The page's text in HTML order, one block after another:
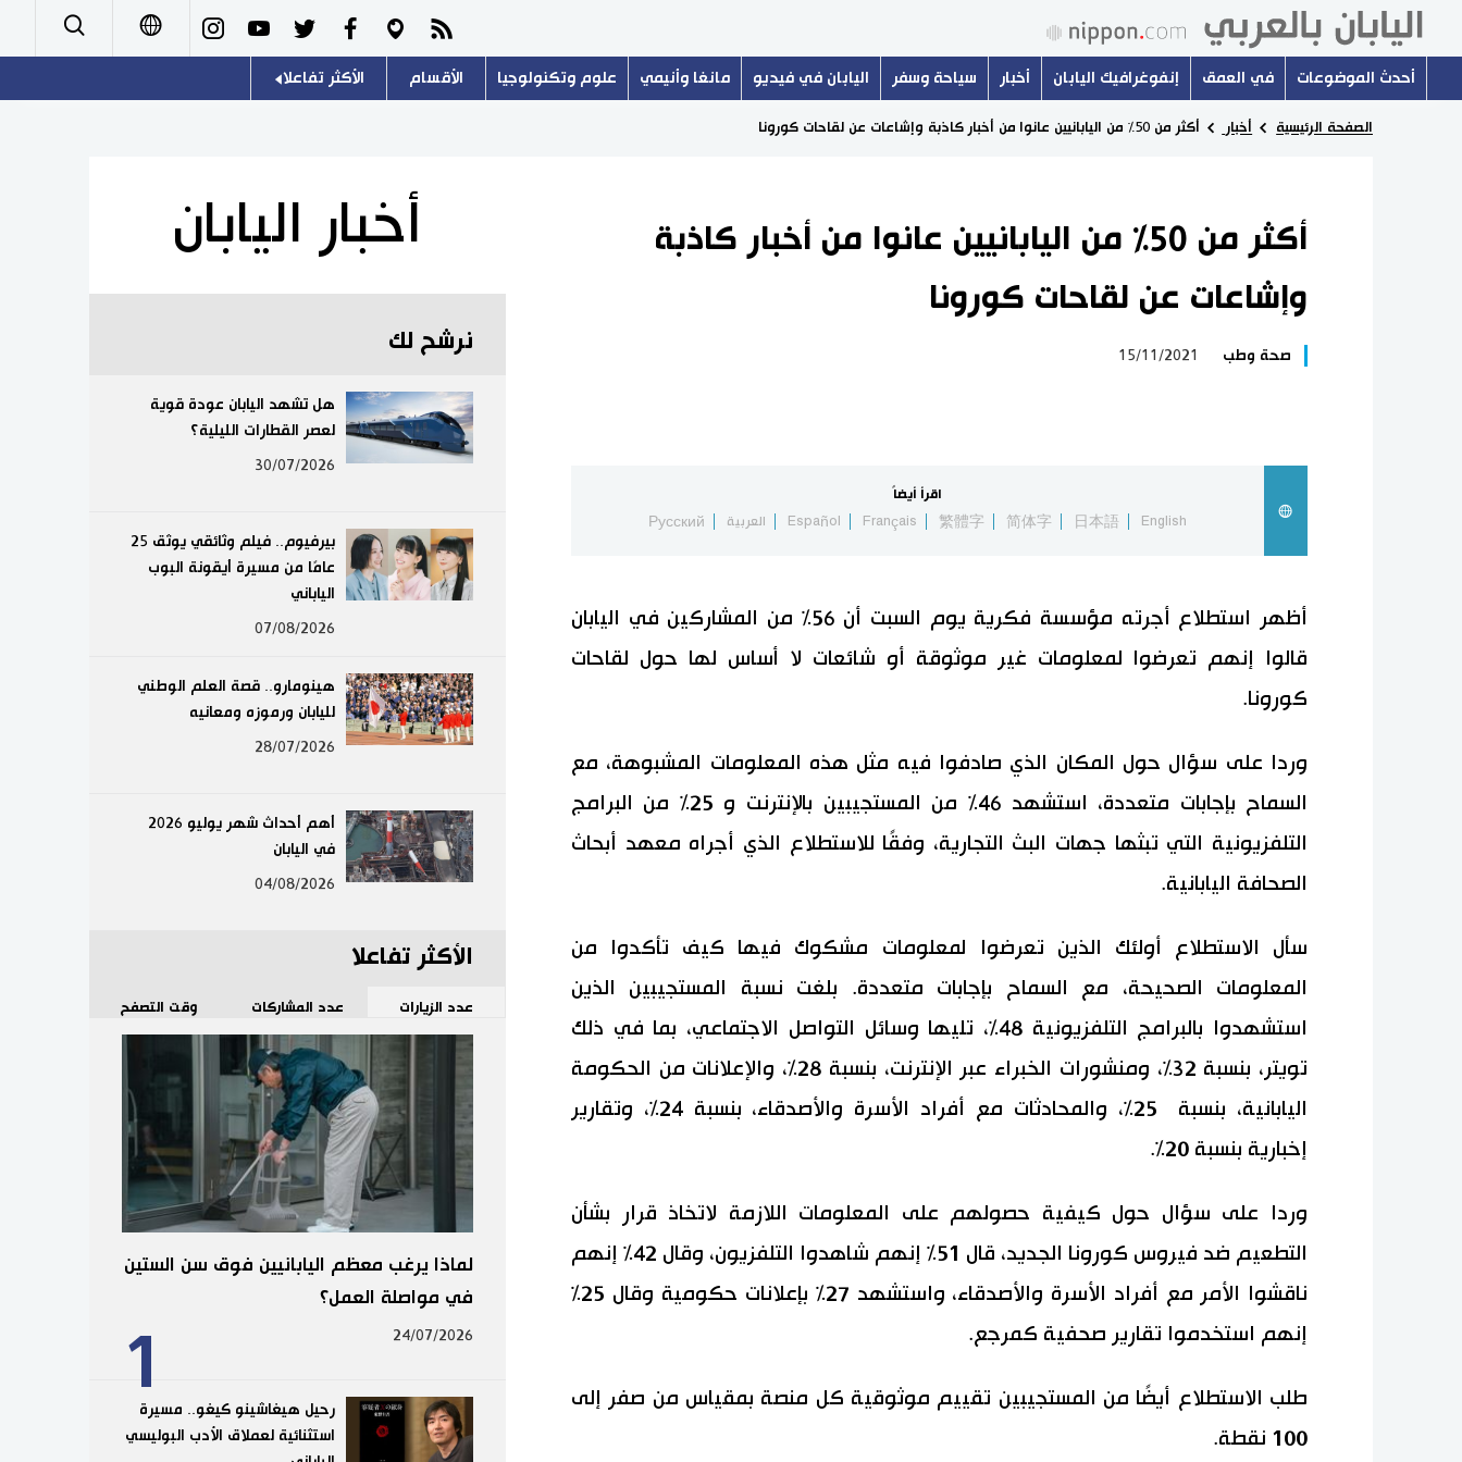
Русский
أحدث الموضوعات في العمق إنفوغرافيك اليابان أخبار سياحة وسفر اليابان في فيديو مانغا وأنيمي علوم وتكنولوجيا الأقسام
تجارب وآراء
سياسة
اقتصاد
مجتمع
ثقافة
طوكيو
الأكثر تفاعلا
هو وهي
المطبخ الياباني
الصفحة الرئيسية أخبار أكثر من 50% من اليابانيين عانوا من أخبار كاذبة وإشاعات عن لقاحات كورونا
أكثر من 50% من اليابانيين عانوا من أخبار كاذبة
وإشاعات عن لقاحات كورونا
صحة وطب 15/11/2021
اقرأ أيضاً
English
日本語
简体字
繁體字
Français
Español العربية Русский
أظهر استطلاع أجرته مؤسسة فكرية يوم السبت أن 56% من المشاركين في اليابان
قالوا إنهم تعرضوا لمعلومات غير موثوقة أو شائعات لا أساس لها حول لقاحات
كورونا.
وردا على سؤال حول المكان الذي صادفوا فيه مثل هذه المعلومات المشبوهة، مع
السماح بإجابات متعددة، استشهد 46% من المستجيبين بالإنترنت و 25% من البرامج
التلفزيونية التي تبثها جهات البث التجارية، وفقًا للاستطلاع الذي أجراه معهد أبحاث
الصحافة اليابانية.
سأل الاستطلاع أولئك الذين تعرضوا لمعلومات مشكوك فيها كيف تأكدوا من
المعلومات الصحيحة، مع السماح بإجابات متعددة. بلغت نسبة المستجيبين الذين
استشهدوا بالبرامج التلفزيونية 48%، تليها وسائل التواصل الاجتماعي، بما في ذلك
تويتر، بنسبة 32%، ومنشورات الخبراء عبر الإنترنت، بنسبة 28%، والإعلانات من الحكومة
اليابانية، بنسبة 25%، والمحادثات مع أفراد الأسرة والأصدقاء، بنسبة 24%، وتقارير
إخبارية بنسبة 20%.
وردا على سؤال حول كيفية حصولهم على المعلومات اللازمة لاتخاذ قرار بشأن
التطعيم ضد فيروس كورونا الجديد، قال 51% إنهم شاهدوا التلفزيون، وقال 42% إنهم
ناقشوا الأمر مع أفراد الأسرة والأصدقاء، واستشهد 27% بإعلانات حكومية وقال 25%
إنهم استخدموا تقارير صحفية كمرجع.
طلب الاستطلاع أيضًا من المستجيبين تقييم موثوقية كل منصة بمقياس من صفر إلى
100 نقطة.
أخبار اليابان
نرشح لك
هل تشهد اليابان عودة قوية
لعصر القطارات الليلية؟
30/07/2026
بيرفيوم.. فيلم وثائقي يوثق 25
عامًا من مسيرة أيقونة البوب
الياباني
07/08/2026
هينومارو.. قصة العلم الوطني
لليابان ورموزه ومعانيه
28/07/2026
أهم أحداث شهر يوليو 2026
في اليابان
04/08/2026
الأكثر تفاعلا
عدد الزيارات عدد المشاركات وقت التصفح
1
لماذا يرغب معظم اليابانيين فوق سن الستين
في مواصلة العمل؟
24/07/2026
رحيل هيغاشينو كيغو.. مسيرة
استثنائية لعملاق الأدب البوليسي